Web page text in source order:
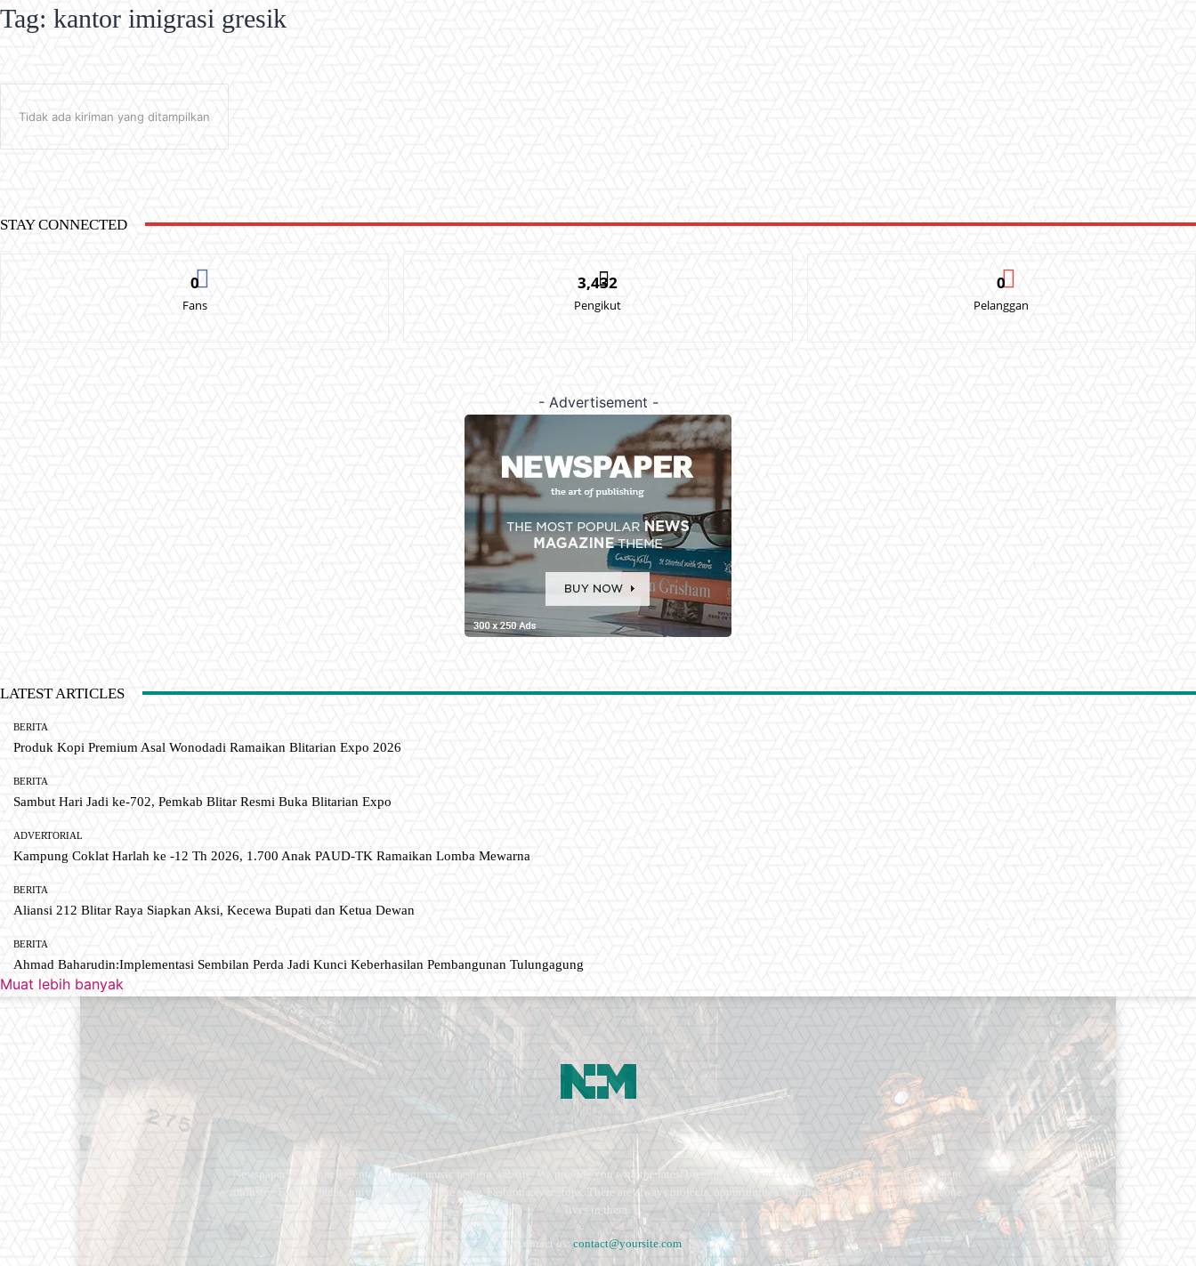
Tag: kantor imigrasi gresik
Tidak ada kiriman yang ditampilkan
STAY CONNECTED
0
Fans
3,432
Pengikut
0
Pelanggan
- Advertisement -
LATEST ARTICLES
BERITA
Produk Kopi Premium Asal Wonodadi Ramaikan Blitarian Expo 2026
BERITA
Sambut Hari Jadi ke-702, Pemkab Blitar Resmi Buka Blitarian Expo
ADVERTORIAL
Kampung Coklat Harlah ke -12 Th 2026, 1.700 Anak PAUD-TK Ramaikan Lomba Mewarna
BERITA
Aliansi 212 Blitar Raya Siapkan Aksi, Kecewa Bupati dan Ketua Dewan
BERITA
Ahmad Baharudin:Implementasi Sembilan Perda Jadi Kunci Keberhasilan Pembangunan Tulungagung
Muat lebih banyak
Newspaper is your news, entertainment, music fashion website. We provide you with the latest breaking news and videos straight from the entertainment
industry. Fashion fades, only style remains the same. Fashion never stops. There are always projects, opportunities. Clothes mean nothing until someone
lives in them.
Contact us: contact@yoursite.com